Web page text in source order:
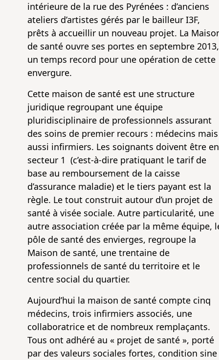
intérieure de la rue des Pyrénées : d’anciens
ateliers d’artistes gérés par le bailleur I3F,
prêts à accueillir un nouveau projet. La
de santé ouvre ses portes en septembre 2013,
un temps record pour une opération de cette
envergure.
Cette maison de santé est une structure
juridique regroupant une équipe
pluridisciplinaire de professionnels assurant
des soins de premier recours : médecins mais
aussi infirmiers. Les soignants doivent être en
secteur 1 (c’est-à-dire pratiquant le tarif de
base au remboursement de la caisse
d’assurance maladie) et le tiers payant est la
règle. Le tout construit autour d’un projet de
santé à visée sociale. Autre particularité, une
autre association créée par la même équipe,
pôle de santé des envierges, regroupe la
Maison de santé, une trentaine de
professionnels de santé du territoire et le
centre social du quartier.
Aujourd’hui la maison de santé compte cinq
médecins, trois infirmiers associés, une
collaboratrice et de nombreux remplaçants.
Tous ont adhéré au « projet de santé », porté
par des valeurs sociales fortes, condition sine